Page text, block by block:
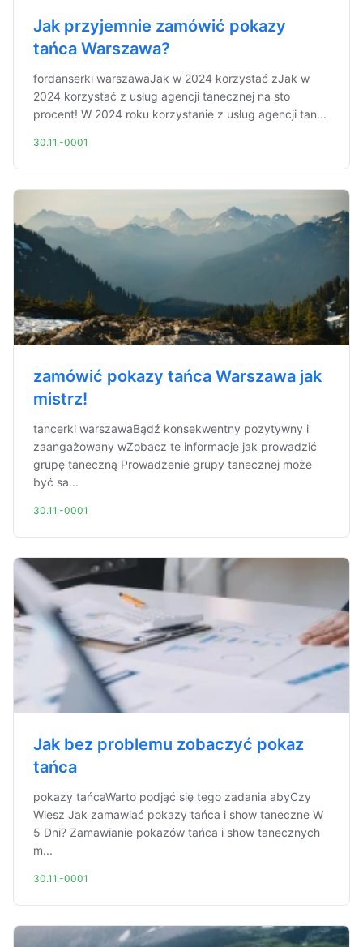
Jak przyjemnie zamówić pokazy
tańca Warszawa?
fordanserki warszawaJak w 2024 korzystać zJak w
2024 korzystać z usług agencji tanecznej na sto
procent! W 2024 roku korzystanie z usług agencji tan...
30.11.-0001
zamówić pokazy tańca Warszawa jak
mistrz!
tancerki warszawaBądź konsekwentny pozytywny i
zaangażowany wZobacz te informacje jak prowadzić
grupę taneczną Prowadzenie grupy tanecznej może
być sa...
30.11.-0001
Jak bez problemu zobaczyć pokaz
tańca
pokazy tańcaWarto podjąć się tego zadania abyCzy
Wiesz Jak zamawiać pokazy tańca i show taneczne W
5 Dni? Zamawianie pokazów tańca i show tanecznych
m...
30.11.-0001